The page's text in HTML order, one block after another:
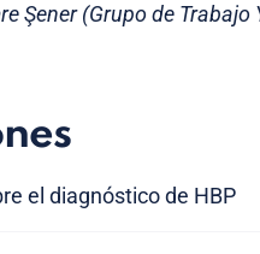
Şener (Grupo de
el diagnóstico de HBP